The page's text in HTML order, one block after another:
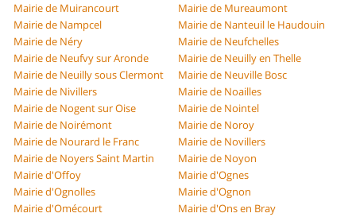
Mairie de Muirancourt
Mairie de Mureaumont
Mairie de Nampcel
Mairie de Nanteuil le Haudouin
Mairie de Néry
Mairie de Neufchelles
Mairie de Neufvy sur Aronde
Mairie de Neuilly en Thelle
Mairie de Neuilly sous Clermont
Mairie de Neuville Bosc
Mairie de Nivillers
Mairie de Noailles
Mairie de Nogent sur Oise
Mairie de Nointel
Mairie de Noirémont
Mairie de Noroy
Mairie de Nourard le Franc
Mairie de Novillers
Mairie de Noyers Saint Martin
Mairie de Noyon
Mairie d'Offoy
Mairie d'Ognes
Mairie d'Ognolles
Mairie d'Ognon
Mairie d'Omécourt
Mairie d'Ons en Bray